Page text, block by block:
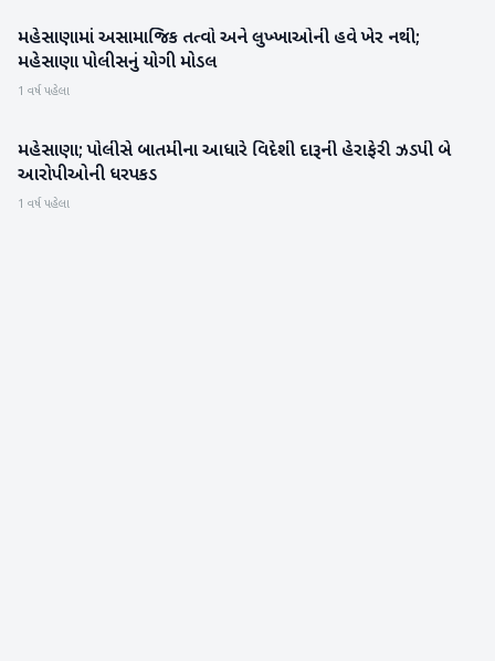
મહેસાણા
મહેસાણામાં અસામાજિક તત્વો અને લુખ્ખાઓની હવે ખેર નથી;
મહેસાણા પોલીસનું યોગી મોડલ
1 વર્ષ પહેલા
મહેસાણા
મહેસાણા; પોલીસે બાતમીના આધારે વિદેશી દારૂની હેરાફેરી ઝડપી બે
આરોપીઓની ધરપકડ
1 વર્ષ પહેલા